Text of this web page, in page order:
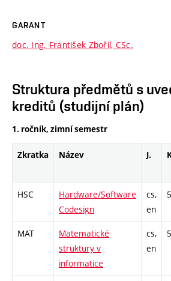
GARANT
doc. Ing. František Zbořil, CSc.
Struktura předmětů s
kreditů (studijní plán)
1. ročník, zimní semestr
Zkratka Název J.
HSC
Hardware/Software
Codesign
cs,
en
5
MAT
Matematické
struktury v
informatice
cs,
en
5